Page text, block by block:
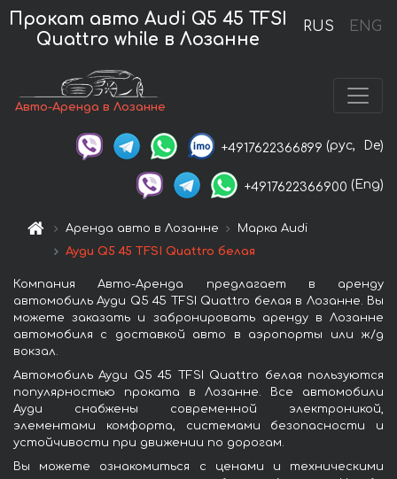
RUS ENG
Прокат авто Audi Q5 45 TFSI
Quattro while в Лозанне
Авто-Аренда в Лозанне
+4917622366899 (рус, De)
+4917622366900 (Eng)
Аренда авто в Лозанне
Марка Audi
Ауди Q5 45 TFSI Quattro белая
Компания Авто-Аренда предлагает в аренду
автомобиль Ауди Q5 45 TFSI Quattro белая в Лозанне. Вы
можете заказать и забронировать аренду в Лозанне
автомобиля с доставкой авто в аэропорты или ж/д
вокзал.
Автомобиль Ауди Q5 45 TFSI Quattro белая пользуются
популярностью проката в Лозанне. Все автомобили
Ауди снабжены современной электроникой,
элементами комфорта, системами безопасности и
устойчивости при движении по дорогам.
Вы можете ознакомиться с ценами и техническими